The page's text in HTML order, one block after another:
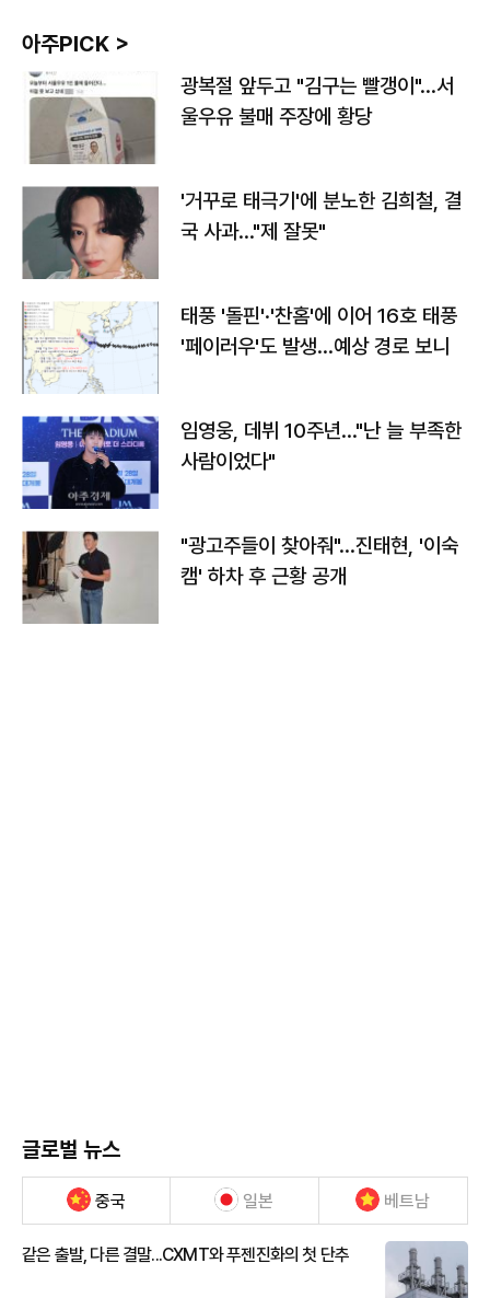
아주PICK >
광복절 앞두고 "김구는 빨갱이"…서
울우유 불매 주장에 황당
'거꾸로 태극기'에 분노한 김희철, 결
국 사과…"제 잘못"
태풍 '돌핀'·'찬홈'에 이어 16호 태풍
'페이러우'도 발생…예상 경로 보니
임영웅, 데뷔 10주년…"난 늘 부족한
사람이었다"
"광고주들이 찾아줘"…진태현, '이숙
캠' 하차 후 근황 공개
글로벌 뉴스
중국 일본 베트남
같은 출발, 다른 결말...CXMT와 푸젠진화의 첫 단추